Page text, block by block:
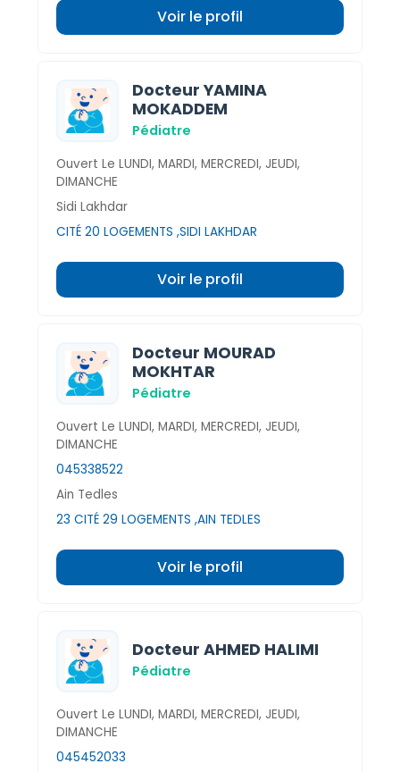
Voir le profil
Docteur YAMINA
MOKADDEM
Pédiatre
Ouvert Le LUNDI, MARDI, MERCREDI, JEUDI,
DIMANCHE
Sidi Lakhdar
CITÉ 20 LOGEMENTS ,SIDI LAKHDAR
Voir le profil
Docteur MOURAD
MOKHTAR
Pédiatre
Ouvert Le LUNDI, MARDI, MERCREDI, JEUDI,
DIMANCHE
045338522
Ain Tedles
23 CITÉ 29 LOGEMENTS ,AIN TEDLES
Voir le profil
Docteur AHMED HALIMI
Pédiatre
Ouvert Le LUNDI, MARDI, MERCREDI, JEUDI,
DIMANCHE
045452033